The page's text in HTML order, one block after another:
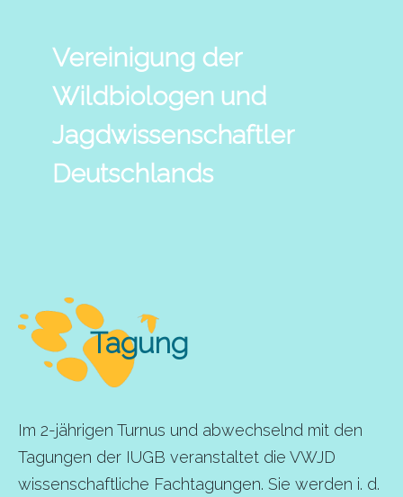
Vereinigung der
Wildbiologen und
Jagdwissenschaftler
Deutschlands
Tagung
Im 2-jährigen Turnus und abwechselnd mit den
Tagungen der IUGB veranstaltet die VWJD
wissenschaftliche Fachtagungen. Sie werden i. d.